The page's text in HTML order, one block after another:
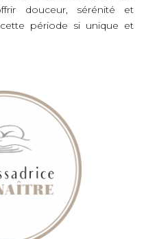
douceur, sérénité et
période si unique et